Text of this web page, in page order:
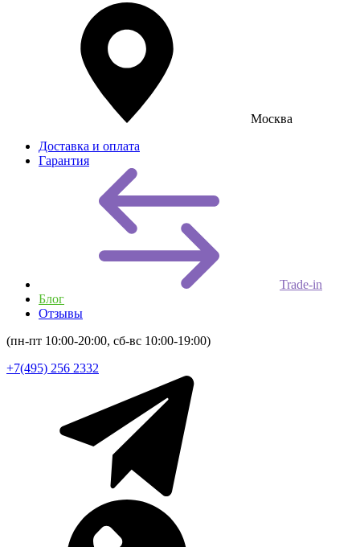
Москва
Доставка и оплата
Гарантия
Trade-in
Блог
Отзывы
(пн-пт 10:00-20:00, сб-вс 10:00-19:00)
+7(495) 256 2332